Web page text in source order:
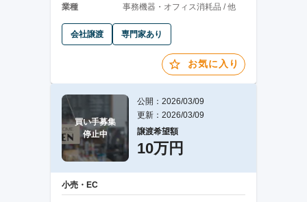
業種
事務機器・オフィス消耗品 / 他
会社譲渡 専門家あり
お気に入り
買い手募集
停止中
公開：2026/03/09
更新：2026/03/09
譲渡希望額
10万円
小売・EC